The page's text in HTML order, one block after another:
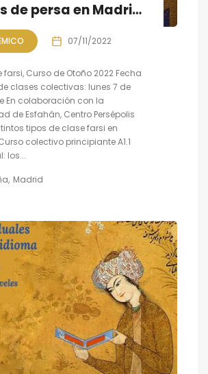
Cursos de persa en Madrid, Otoño 2022, clases colectivas, individuales y online
07/11/2022
farsi, Curso de Otoño 2022 Fecha
clases colectivas: lunes 7 de
En colaboración con la
de Esfahán, Centro Persépolis
tipos de clase farsi en
colectivo principiante A1.1
los...
Madrid